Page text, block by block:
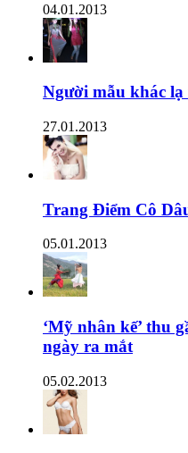
04.01.2013
Người mẫu khác
27.01.2013
Trang Điểm Cô
05.01.2013
‘Mỹ nhân kế’ thu
ngày ra mắt
05.02.2013